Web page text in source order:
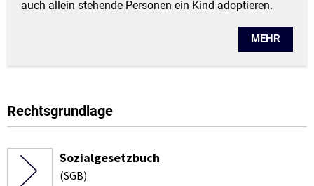
auch allein stehende Personen ein Kind adoptieren.
MEHR
Rechtsgrundlage
Sozialgesetzbuch
(SGB)